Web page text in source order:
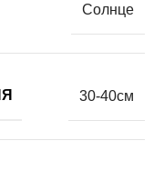
Солнце
30-40см